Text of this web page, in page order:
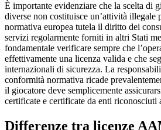
È importante evidenziare che la scelta di
diverse non costituisce un’attività illegale
normativa europea tutela il diritto dei
servizi regolarmente forniti in altri Stati
fondamentale verificare sempre che
effettivamente una licenza valida e che
internazionali di sicurezza. La
conformità normativa ricade
il giocatore deve semplicemente
certificate e certificate da enti riconosciuti
Differenze tra licenze